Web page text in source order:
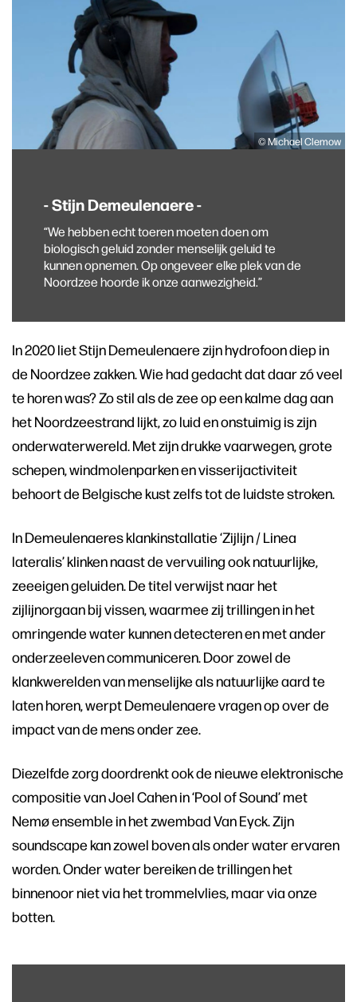
- Stijn Demeulenaere -
“We hebben echt toeren moeten doen om
biologisch geluid zonder menselijk geluid te
kunnen opnemen. Op ongeveer elke plek van de
Noordzee hoorde ik onze aanwezigheid.”
© Michael Clemow
In 2020 liet Stijn Demeulenaere zijn hydrofoon diep in
de Noordzee zakken. Wie had gedacht dat daar zó veel
te horen was? Zo stil als de zee op een kalme dag aan
het Noordzeestrand lijkt, zo luid en onstuimig is zijn
onderwaterwereld. Met zijn drukke vaarwegen, grote
schepen, windmolenparken en visserijactiviteit
behoort de Belgische kust zelfs tot de luidste stroken.
In Demeulenaeres klankinstallatie ‘Zijlijn / Linea
lateralis’ klinken naast de vervuiling ook natuurlijke,
zeeeigen geluiden. De titel verwijst naar het
zijlijnorgaan bij vissen, waarmee zij trillingen in het
omringende water kunnen detecteren en met ander
onderzeeleven communiceren. Door zowel de
klankwerelden van menselijke als natuurlijke aard te
laten horen, werpt Demeulenaere vragen op over de
impact van de mens onder zee.
Diezelfde zorg doordrenkt ook de nieuwe elektronische
compositie van Joel Cahen in ‘Pool of Sound’ met
Nemø ensemble in het zwembad Van Eyck. Zijn
soundscape kan zowel boven als onder water ervaren
worden. Onder water bereiken de trillingen het
binnenoor niet via het trommelvlies, maar via onze
botten.